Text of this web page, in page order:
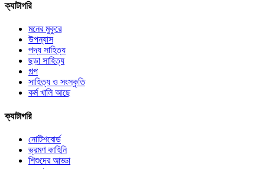
ক্যাটাগরি
মনের মুকুরে
উপন্যাস
পদ্য সাহিত্য
ছড়া সাহিত্য
গল্প
সাহিত্য ও সংস্কৃতি
কর্ম খালি আছে
ক্যাটাগরি
নোটিশবোর্ড
ভ্রমণ কাহিনি
শিশুদের আড্ডা